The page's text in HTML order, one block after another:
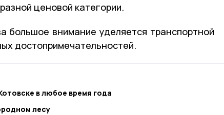
ценовой категории.
большое внимание уделяется транспортной
достопримечательностей.
в любое время года
лесу